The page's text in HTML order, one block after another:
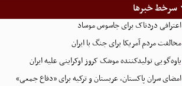
سرخط خبرها
اعترافی دردناک برای جاسوس موساد
مخالفت مردم آمریکا برای جنگ با ایران
یاوه‌گویی تولیدکننده موشک کروز اوکراینی علیه ایران
امضای سران پاکستان، عربستان و ترکیه برای «دفاع جمعی»